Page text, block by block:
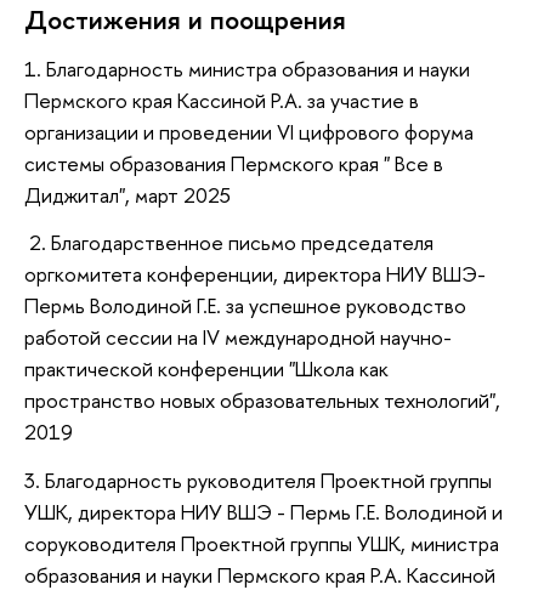
Достижения и поощрения
1. Благодарность министра образования и науки
Пермского края Кассиной Р.А. за участие в
организации и проведении VI цифрового форума
системы образования Пермского края " Все в
Диджитал", март 2025
2. Благодарственное письмо председателя
оргкомитета конференции, директора НИУ ВШЭ-
Пермь Володиной Г.Е. за успешное руководство
работой сессии на IV международной научно-
практической конференции "Школа как
пространство новых образовательных технологий",
2019
3. Благодарность руководителя Проектной группы
УШК, директора НИУ ВШЭ - Пермь Г.Е. Володиной и
соруководителя Проектной группы УШК, министра
образования и науки Пермского края Р.А. Кассиной